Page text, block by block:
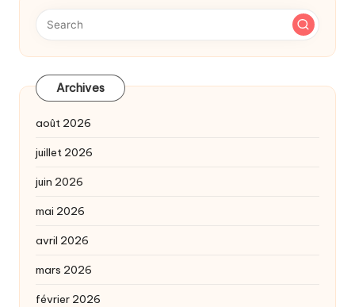
Archives
août 2026
juillet 2026
juin 2026
mai 2026
avril 2026
mars 2026
février 2026